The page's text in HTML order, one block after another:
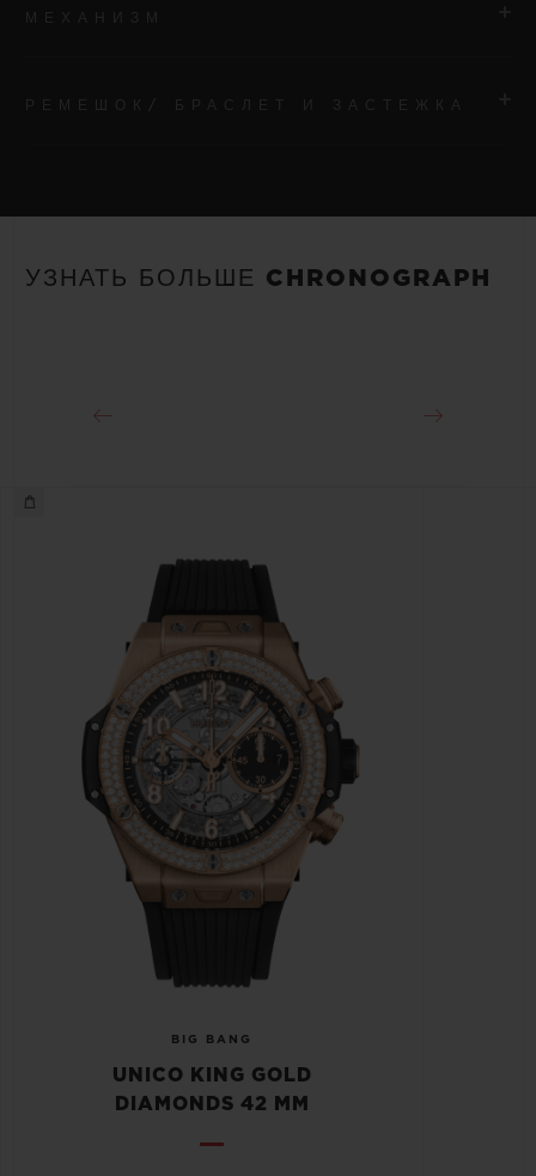
ЗАПАС ХОДА
РЕМЕШОК/ БРАСЛЕТ
УЗНАТЬ БОЛЬШЕ CHRONOGRAPH
BIG BANG
UNICO KING GOLD
DIAMONDS 42 MM